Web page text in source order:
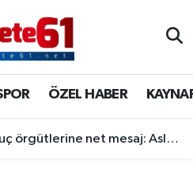
ÖZEL HABER
Asla meydanı boş sanmayın, devlet buradadır
Haritası